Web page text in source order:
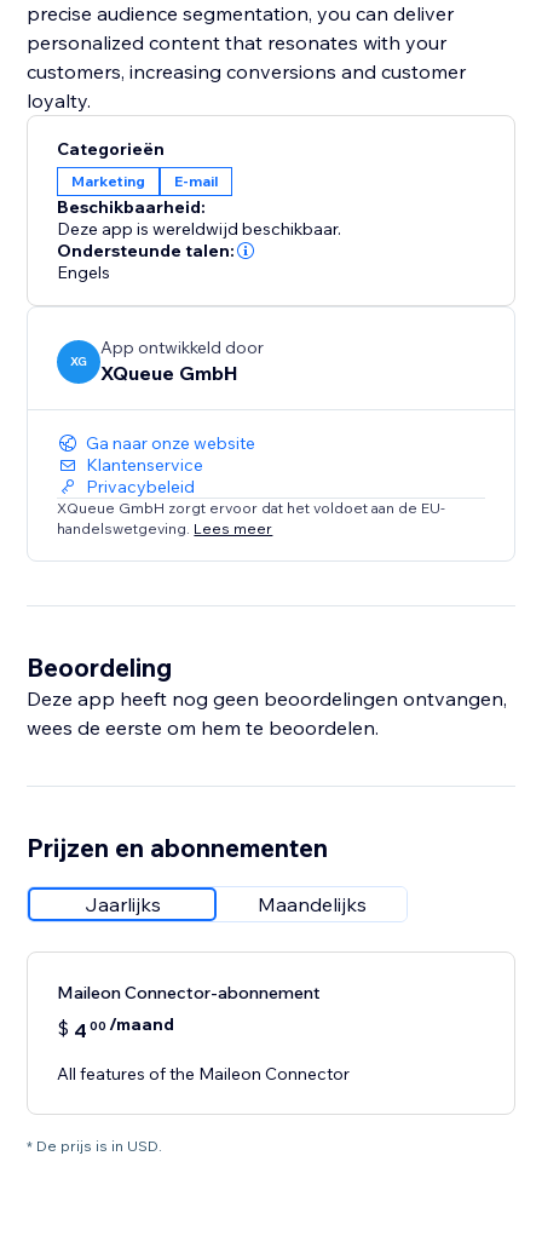
precise audience segmentation, you can deliver
personalized content that resonates with your
customers, increasing conversions and customer
loyalty.
Categorieën
Marketing E-mail
Beschikbaarheid:
Deze app is wereldwijd beschikbaar.
Ondersteunde talen:
Engels
XG
App ontwikkeld door
XQueue GmbH
Ga naar onze website
Klantenservice
Privacybeleid
XQueue GmbH zorgt ervoor dat het voldoet aan de EU-
handelswetgeving. Lees meer
Beoordeling
Deze app heeft nog geen beoordelingen ontvangen,
wees de eerste om hem te beoordelen.
Prijzen en abonnementen
Jaarlijks Maandelijks
Maileon Connector-abonnement
$ 4 00 /maand
All features of the Maileon Connector
* De prijs is in USD.